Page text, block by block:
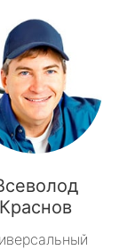
Краснов